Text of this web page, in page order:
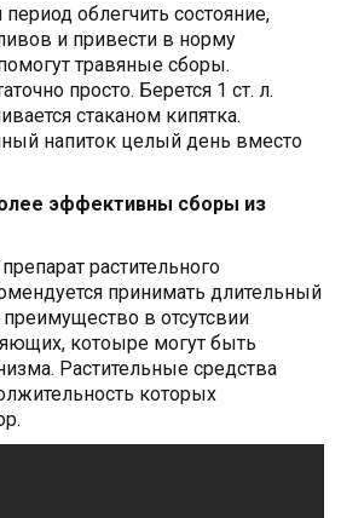
облегчить состояние,
и привести в норму
травяные сборы.
просто. Берется 1 ст. л.
стаканом кипятка.
напиток целый день вместо
эффективны сборы из
растительного
принимать длительный
в отсутсвии
котоыре могут быть
Растительные средства
которых